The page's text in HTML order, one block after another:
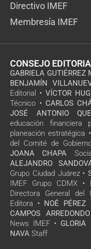
Directivo IMEF
Membresía IMEF
CONSEJO
GABRIELA GUTIÉRREZ
BENJAMÍN
Editorial • VÍCTOR
Técnico • CARLOS
JOSÉ ANTONIO
educación
planeación estratégica •
del Comité de
JOANA CHAPA
ALEJANDRO
Grupo Ciudad Juárez •
IMEF Grupo CDMX •
Directora General del
Editora • NOÉ PÉREZ
CAMPOS ARREDONDO
News IMEF • GLORIA
NAVA Staff